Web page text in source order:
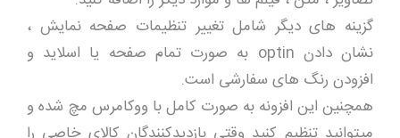
گزینه های دیگر شامل تغییر تنظیمات صفحه نمایش ،
نشان دادن optin به صورت تمام صفحه یا اسلاید و
افزودن رنگ های سفارشی است.
همچنین این افزونه به صورت کامل با ووکامرس مچ شده و